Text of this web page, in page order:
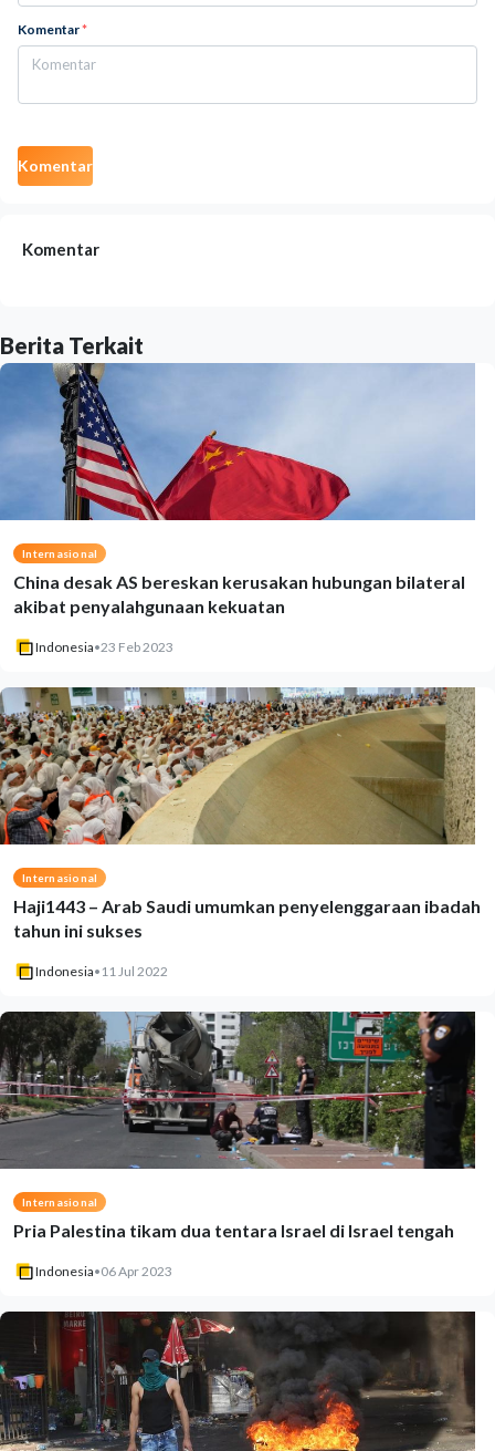
Komentar*
Komentar
Komentar
Berita Terkait
Internasional
China desak AS bereskan kerusakan hubungan bilateral
akibat penyalahgunaan kekuatan
Indonesia•23 Feb 2023
Internasional
Haji1443 – Arab Saudi umumkan penyelenggaraan ibadah
tahun ini sukses
Indonesia• 11 Jul 2022
Internasional
Pria Palestina tikam dua tentara Israel di Israel tengah
Indonesia•06 Apr 2023